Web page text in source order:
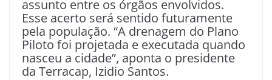
assunto entre os órgãos envolvidos.
Esse acerto será sentido futuramente
pela população. “A drenagem do Plano
Piloto foi projetada e executada quando
nasceu a cidade”, aponta o presidente
da Terracap, Izidio Santos.